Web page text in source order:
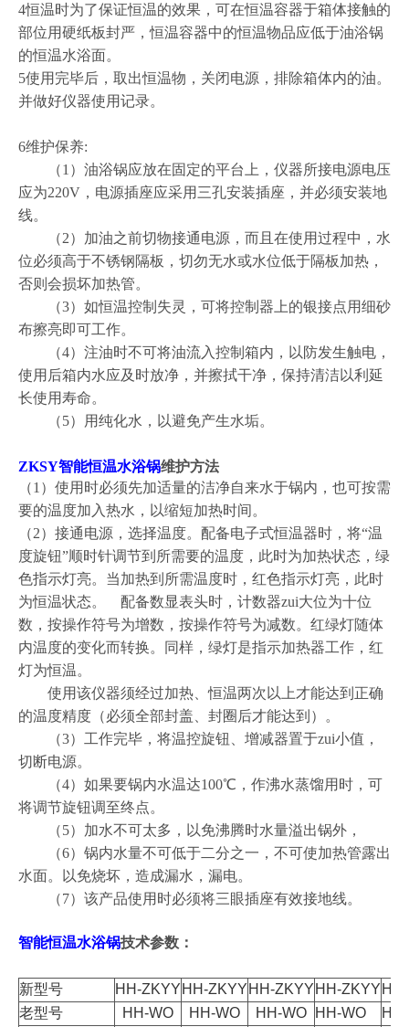
4恒温时为了保证恒温的效果，可在恒温容器于箱体接触的
部位用硬纸板封严，恒温容器中的恒温物品应低于油浴锅
的恒温水浴面。
5使用完毕后，取出恒温物，关闭电源，排除箱体内的油。
并做好仪器使用记录。
6维护保养:
（1）油浴锅应放在固定的平台上，仪器所接电源电压
应为220V，电源插座应采用三孔安装插座，并必须安装地
线。
（2）加油之前切物接通电源，而且在使用过程中，水
位必须高于不锈钢隔板，切勿无水或水位低于隔板加热，
否则会损坏加热管。
（3）如恒温控制失灵，可将控制器上的银接点用细砂
布擦亮即可工作。
（4）注油时不可将油流入控制箱内，以防发生触电，
使用后箱内水应及时放净，并擦拭干净，保持清洁以利延
长使用寿命。
（5）用纯化水，以避免产生水垢。
ZKSY智能恒温水浴锅维护方法
（1）使用时必须先加适量的洁净自来水于锅内，也可按需
要的温度加入热水，以缩短加热时间。
（2）接通电源，选择温度。配备电子式恒温器时，将“温
度旋钮”顺时针调节到所需要的温度，此时为加热状态，绿
色指示灯亮。当加热到所需温度时，红色指示灯亮，此时
为恒温状态。 配备数显表头时，计数器zui大位为十位
数，按操作符号为增数，按操作符号为减数。红绿灯随体
内温度的变化而转换。同样，绿灯是指示加热器工作，红
灯为恒温。
使用该仪器须经过加热、恒温两次以上才能达到正确
的温度精度（必须全部封盖、封圈后才能达到）。
（3）工作完毕，将温控旋钮、增减器置于zui小值，
切断电源。
（4）如果要锅内水温达100℃，作沸水蒸馏用时，可
将调节旋钮调至终点。
（5）加水不可太多，以免沸腾时水量溢出锅外，
（6）锅内水量不可低于二分之一，不可使加热管露出
水面。以免烧坏，造成漏水，漏电。
（7）该产品使用时必须将三眼插座有效接地线。
智能恒温水浴锅技术参数：
新型号 HH-ZKYY HH-ZKYY HH-ZKYY HH-ZKYY
老型号
HH-WO HH-WO HH-WO HH-WO